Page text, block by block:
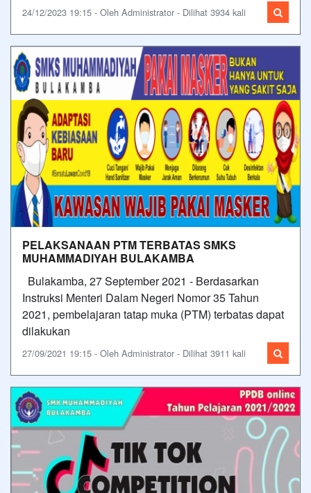
24/12/2023 19:15 - Oleh Administrator - Dilihat 3934 kali
PELAKSANAAN PTM TERBATAS SMKS
MUHAMMADIYAH BULAKAMBA
Bulakamba, 27 September 2021 - Berdasarkan
Instruksi Menteri Dalam Negeri Nomor 35 Tahun
2021, pembelajaran tatap muka (PTM) terbatas dapat
dilakukan
27/09/2021 19:15 - Oleh Administrator - Dilihat 3911 kali